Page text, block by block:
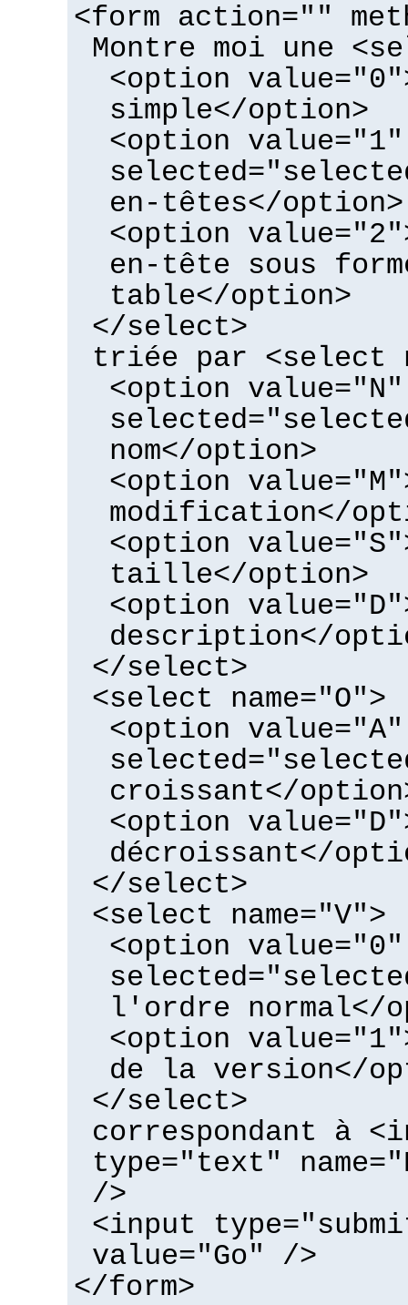
<form action=""
Montre moi une
<option
simple</option>
<option value="1"
en-têtes</option>
<option
en-tête sous
table</option>
</select>
triée par <select
<option value="N"
nom</option>
<option
modification</
<option
taille</option>
<option
description</
</select>
<select name="O">
<option value="A"
croissant</
<option
décroissant</
</select>
<select name="V">
<option value="0"
l'ordre normal</
<option
de la version</
</select>
correspondant à
type="text"
/>
<input
value="Go" />
</form>